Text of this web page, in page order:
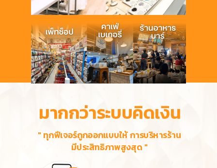
" ทุกฟีเจอร์ถูกออกแบบให้ การบริหารร้าน
มีประสิทธิภาพสูงสุด "
มากกว่าระบบคิดเงิน